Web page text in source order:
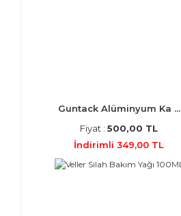
Guntack Alüminyum Ka ...
Fiyat : 500,00 TL
İndirimli 349,00 TL